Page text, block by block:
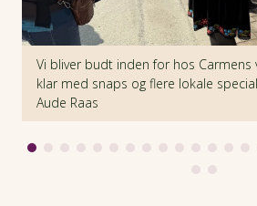
Vi bliver budt inden for hos Carmens
klar med snaps og flere lokale
Aude Raas